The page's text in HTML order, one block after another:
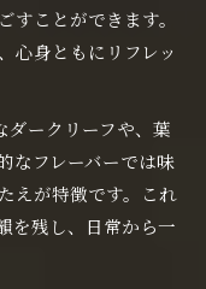
ことができます。
心身ともにリフレッ
ークリーフや、葉
なフレーバーでは味
えが特徴です。これ
を残し、日常から一